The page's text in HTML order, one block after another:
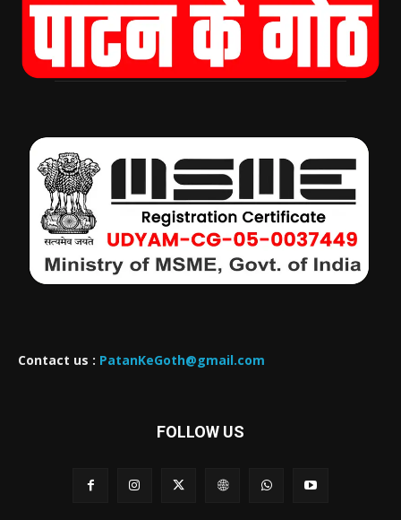
Contact us : PatanKeGoth@gmail.com
FOLLOW US